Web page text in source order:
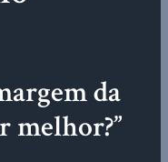
da
melhor?”